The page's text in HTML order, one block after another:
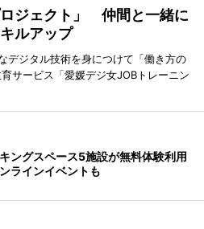
ジェクト」 仲間と一緒に
ルアップ
デジタル技術を身につけて「働き方の
サービス「愛媛デジ女JOBトレーニン
ングスペース5施設が無料体験利用
ラインイベントも